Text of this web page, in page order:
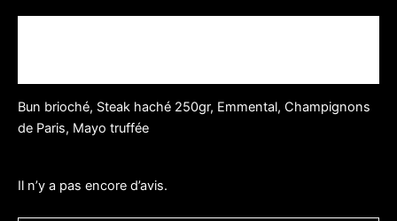
Bun brioché, Steak haché 250gr, Emmental, Champignons
de Paris, Mayo truffée
Il n’y a pas encore d’avis.